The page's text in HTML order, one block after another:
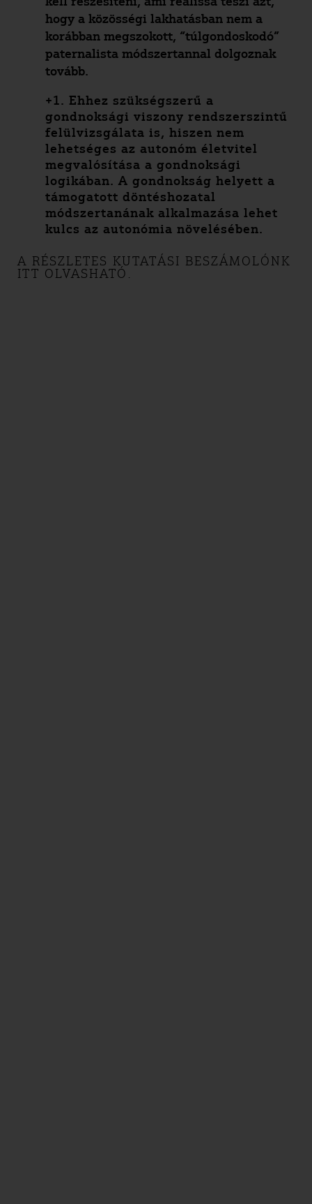
hogy a közösségi lakhatásban nem a
korábban megszokott, “túlgondoskodó”
paternalista módszertannal dolgoznak
tovább.
+1. Ehhez szükségszerű a
gondnoksági viszony rendszerszintű
felülvizsgálata is, hiszen nem
lehetséges az autonóm életvitel
megvalósítása a gondnoksági
logikában. A gondnokság helyett a
támogatott döntéshozatal
módszertanának alkalmazása lehet
kulcs az autonómia növelésében.
A RÉSZLETES KUTATÁSI BESZÁMOLÓNK
ITT OLVASHATÓ.